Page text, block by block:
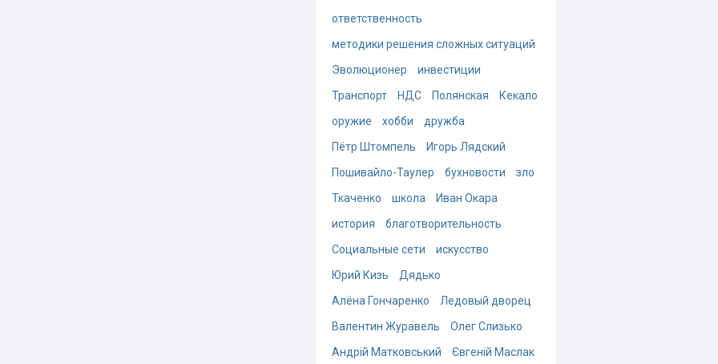
ответственность
методики решения сложных ситуаций
Эволюционер
инвестиции
Транспорт
НДС Полянская
Кекало
оружие
хобби
дружба
Пётр Штомпель
Игорь Лядский
Пошивайло-Таулер
бухновости
зло
Ткаченко
школа
Иван Окара
история
благотворительность
Социальные сети
искусство
Юрий Кизь
Дядько
Алёна Гончаренко
Ледовый дворец
Валентин Журавель
Олег Слизько
Андрій Матковський
Євгеній Маслак